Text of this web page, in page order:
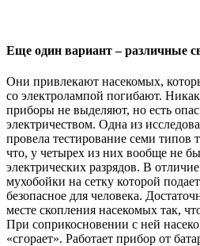
Еще один вариант – различные
Они привлекают насекомых,
со электролампой погибают.
приборы не выделяют, но есть
электричеством. Одна из
провела тестирование семи типов
что, у четырех из них вообще не
электрических разрядов. В
мухобойки на сетку которой
безопасное для человека.
месте скопления насекомых так,
При соприкосновении с ней
«сгорает». Работает прибор от